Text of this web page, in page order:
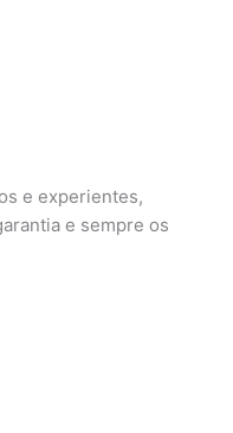
e experientes,
e sempre os